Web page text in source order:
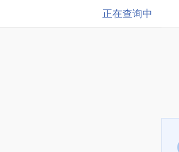
正在查询中